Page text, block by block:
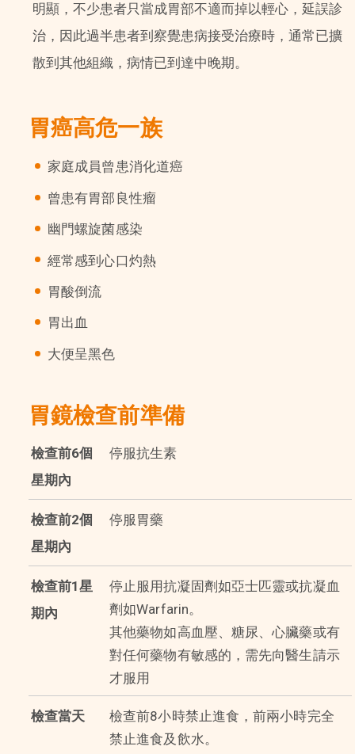
明顯，不少患者只當成胃部不適而掉以輕心，延誤診
治，因此過半患者到察覺患病接受治療時，通常已擴
散到其他組織，病情已到達中晚期。
胃癌高危一族
家庭成員曾患消化道癌
曾患有胃部良性瘤
幽門螺旋菌感染
經常感到心口灼熱
胃酸倒流
胃出血
大便呈黑色
胃鏡檢查前準備
檢查前6個
星期內
停服抗生素
檢查前2個
星期內
停服胃藥
檢查前1星
期內
停止服用抗凝固劑如亞士匹靈或抗凝血
劑如Warfarin。
其他藥物如高血壓、糖尿、心臟藥或有
對任何藥物有敏感的，需先向醫生請示
才服用
檢查當天
檢查前8小時禁止進食，前兩小時完全
禁止進食及飲水。